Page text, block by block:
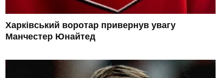
Харківський воротар привернув увагу
Манчестер Юнайтед